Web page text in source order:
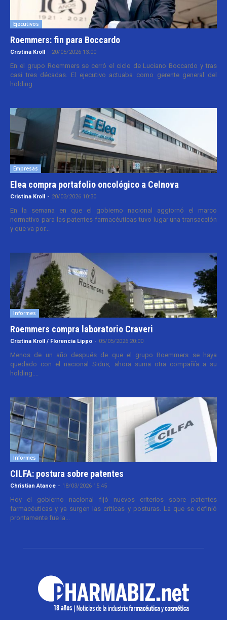
Ejecutivos
Roemmers: fin para Boccardo
Cristina Kroll - 20/05/2026 13:00
En el grupo Roemmers se cerró el ciclo de Luciano Boccardo y tras
casi tres décadas. El ejecutivo actuaba como gerente general del
holding...
Empresas
Elea compra portafolio oncológico a Celnova
Cristina Kroll - 20/03/2026 10:30
En la semana en que el gobierno nacional aggiornó el marco
normativo para las patentes farmacéuticas tuvo lugar una transacción
y que va por...
Informes
Roemmers compra laboratorio Craveri
Cristina Kroll / Florencia Lippo - 05/05/2026 20:00
Menos de un año después de que el grupo Roemmers se haya
quedado con el nacional Sidus, ahora suma otra compañía a su
holding....
Informes
CILFA: postura sobre patentes
Christian Atance - 18/03/2026 15:45
Hoy el gobierno nacional fijó nuevos criterios sobre patentes
farmacéuticas y ya surgen las críticas y posturas. La que se definió
prontamente fue la...